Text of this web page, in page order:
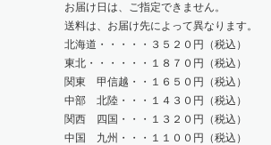
お届け日は、ご指定できません。
送料は、お届け先によって異なります。
北海道・・・・・３５２０円（税込）
東北・・・・・・１８７０円（税込）
関東 甲信越・・１６５０円（税込）
中部 北陸・・・１４３０円（税込）
関西 四国・・・１３２０円（税込）
中国 九州・・・１１００円（税込）